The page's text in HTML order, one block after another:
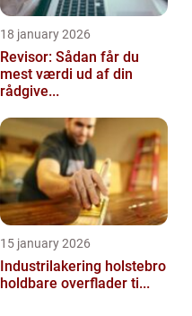
18 january 2026
Revisor: Sådan får du
mest værdi ud af din
rådgive...
15 january 2026
Industrilakering holstebro
holdbare overflader ti...